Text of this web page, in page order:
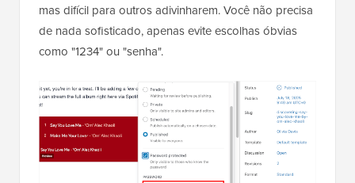
mas difícil para outros adivinharem. Você não precisa
de nada sofisticado, apenas evite escolhas óbvias
como "1234" ou "senha".